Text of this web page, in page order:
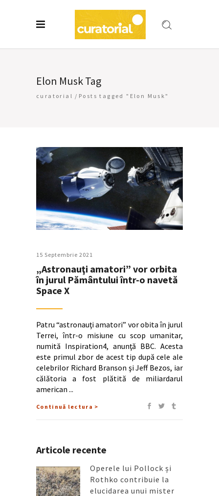
Elon Musk Tag
curatorial / Posts tagged "Elon Musk"
15 Septembrie 2021
„Astronauţi amatori” vor orbita
în jurul Pământului într-o navetă
Space X
Patru “astronauţi amatori” vor obita în jurul
Terrei, într-o misiune cu scop umanitar,
numită Inspiration4, anunţă BBC. Acesta
este primul zbor de acest tip după cele ale
celebrilor Richard Branson şi Jeff Bezos, iar
călătoria a fost plătită de miliardarul
american
Continuă lectura >
Articole recente
Operele lui Pollock și
Rothko contribuie la
elucidarea unui mister